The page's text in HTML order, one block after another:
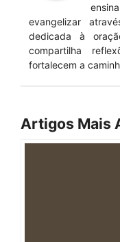
evangelizar
dedicada à
compartilha
fortalecem a
Artigos Mais